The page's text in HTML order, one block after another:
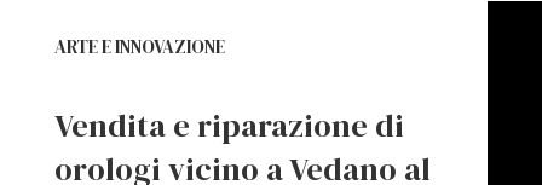
ARTE E INNOVAZIONE
Vendita e riparazione di
orologi vicino a Vedano al